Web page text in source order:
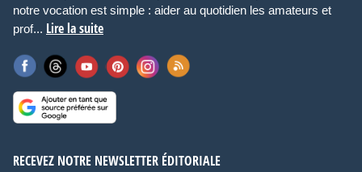
notre vocation est simple : aider au quotidien les amateurs et
prof... Lire la suite
RECEVEZ NOTRE NEWSLETTER ÉDITORIALE